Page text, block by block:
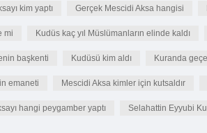
kim yaptı Gerçek Mescidi Aksa hangisi
mi Kudüs kaç yıl Müslümanların elinde kaldı
başkenti Kudüsü kim aldı Kuranda
emaneti Mescidi Aksa kimler için kutsaldır
hangi peygamber yaptı Selahattin Eyyubi